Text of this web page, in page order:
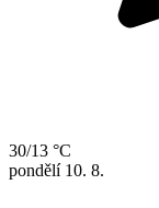
30/13 °C
pondělí 10. 8.